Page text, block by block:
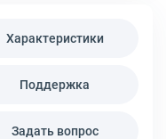
Характеристики
Поддержка
Задать вопрос